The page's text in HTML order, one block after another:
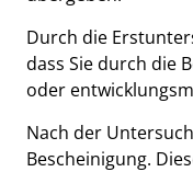
Durch die
dass Sie durch die
oder
Nach der
Bescheinigung.